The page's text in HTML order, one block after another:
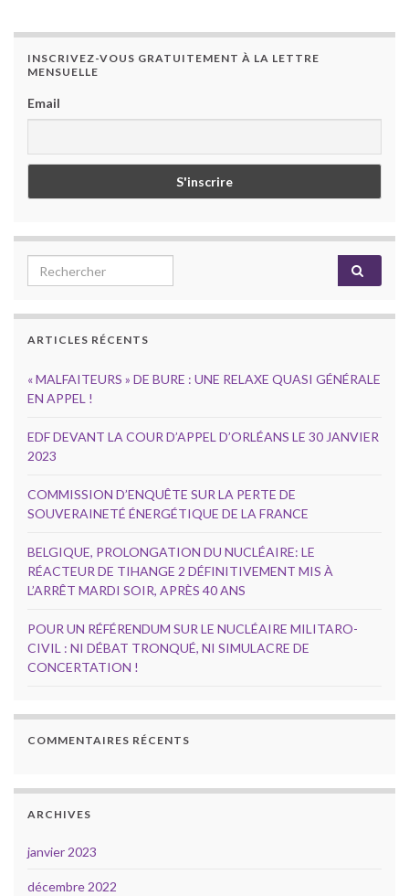
INSCRIVEZ-VOUS GRATUITEMENT À LA LETTRE
MENSUELLE
Email
Search for:
ARTICLES RÉCENTS
« MALFAITEURS » DE BURE : UNE RELAXE QUASI GÉNÉRALE
EN APPEL !
EDF DEVANT LA COUR D’APPEL D’ORLÉANS LE 30 JANVIER
2023
COMMISSION D’ENQUÊTE SUR LA PERTE DE
SOUVERAINETÉ ÉNERGÉTIQUE DE LA FRANCE
BELGIQUE, PROLONGATION DU NUCLÉAIRE: LE
RÉACTEUR DE TIHANGE 2 DÉFINITIVEMENT MIS À
L’ARRÊT MARDI SOIR, APRÈS 40 ANS
POUR UN RÉFÉRENDUM SUR LE NUCLÉAIRE MILITARO-
CIVIL : NI DÉBAT TRONQUÉ, NI SIMULACRE DE
CONCERTATION !
COMMENTAIRES RÉCENTS
ARCHIVES
janvier 2023
décembre 2022